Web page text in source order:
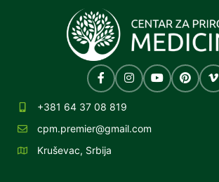
+381 64 37 08 819
cpm.premier@gmail.com
Kruševac, Srbija